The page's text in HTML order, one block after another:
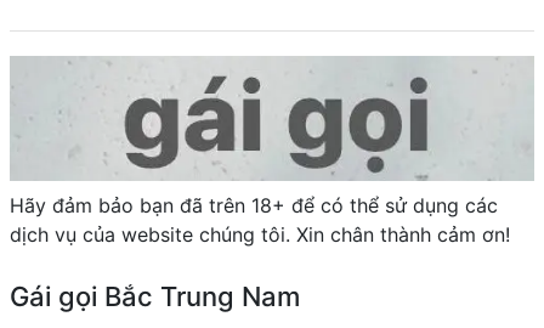
Hãy đảm bảo bạn đã trên 18+ để có thể sử dụng các
dịch vụ của website chúng tôi. Xin chân thành cảm ơn!
Gái gọi Bắc Trung Nam